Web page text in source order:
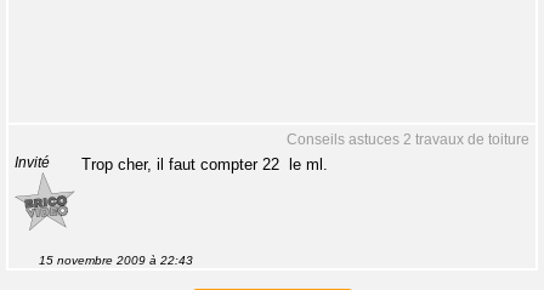
Conseils astuces 2 travaux de toiture
Invité Trop cher, il faut compter 22  le ml.
15 novembre 2009 à 22:43